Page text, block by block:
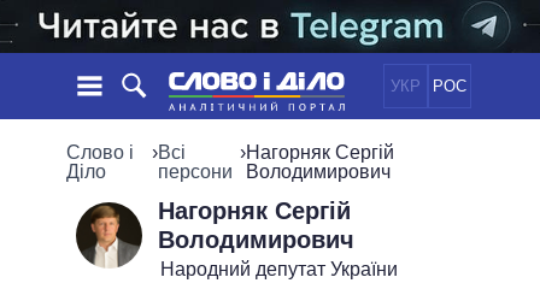
УКР РОС
НОВИНИ
СТРІЧКА
ПОДІЇ
ПОЛІТИКА
ЕКОНОМІКА
СУСПІЛЬСТВО
ОБIЦЯНКИ
ПОЛIТИКИ
Слово і
Діло
›Всі
персони
›Нагорняк Сергій
Володимирович
Нагорняк Сергій
Володимирович
Народний депутат України